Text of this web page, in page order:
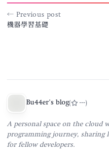
← Previous post
機器學習基礎
Bu44er's blog( ---)
A personal space on the cloud
programming journey, sharing
for fellow developers.